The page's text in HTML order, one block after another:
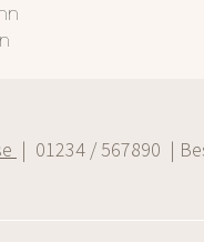
| 01234 / 567890 |